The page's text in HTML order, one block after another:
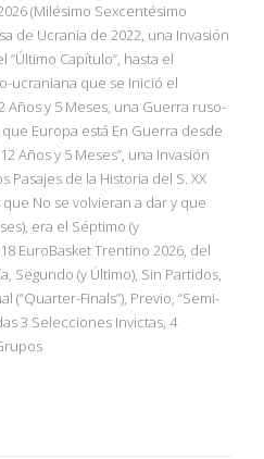
(Milésimo Sexcentésimo
de Ucrania de 2022, una Invasión
Capítulo”, hasta el
ucraniana que se Inició el
Años y 5 Meses, una Guerra ruso-
Europa está En Guerra desde
Años y 5 Meses”, una Invasión
de la Historia del S. XX
No se volvieran a dar y que
era el Séptimo (y
EuroBasket Trentino 2026, del
Segundo (y Último), Sin Partidos,
(“Quarter-Finals”), Previo, “Semi-
3 Selecciones Invictas, 4